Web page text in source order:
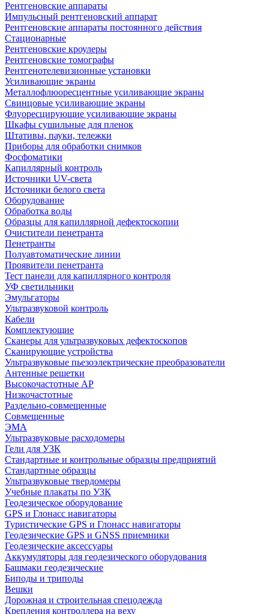
Рентгеновские аппараты
Импульсный рентгеновский аппарат
Рентгеновские аппараты постоянного действия
Стационарные
Рентгеновские кроулеры
Рентгеновские томографы
Рентгенотелевизионные установки
Усиливающие экраны
Металлофлюоресцентные усиливающие экраны
Свинцовые усиливающие экраны
Флуоресцирующие усиливающие экраны
Шкафы сушильные для пленок
Штативы, пауки, тележки
Приборы для обработки снимков
Фосфоматики
Капиллярный контроль
Источники UV-света
Источники белого света
Оборудование
Обработка воды
Образцы для капиллярной дефектоскопии
Очистители пенетранта
Пенетранты
Полуавтоматические линии
Проявители пенетранта
Тест панели для капиллярного контроля
УФ светильники
Эмульгаторы
Ультразвуковой контроль
Кабели
Комплектующие
Сканеры для ультразвуковых дефектоскопов
Сканирующие устройства
Ультразвуковые пьезоэлектрические преобразователи
Антенные решетки
Высокочастотные АР
Низкочастотные
Раздельно-совмещенные
Совмещенные
ЭМА
Ультразвуковые расходомеры
Гели для УЗК
Стандартные и контрольные образцы предприятий
Стандартные образцы
Ультразвуковые твердомеры
Учебные плакаты по УЗК
Геодезическое оборудование
GPS и Глонасс навигаторы
Туристические GPS и Глонасс навигаторы
Геодезические GPS и GNSS приемники
Геодезические аксессуары
Аккумуляторы для геодезического оборудования
Башмаки геодезические
Биподы и триподы
Вешки
Дорожная и строительная спецодежда
Крепления контроллера на веху